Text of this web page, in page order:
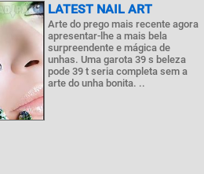
LATEST NAIL ART
Arte do prego mais recente agora
apresentar-lhe a mais bela
surpreendente e mágica de
unhas. Uma garota 39 s beleza
pode 39 t seria completa sem a
arte do unha bonita. ..